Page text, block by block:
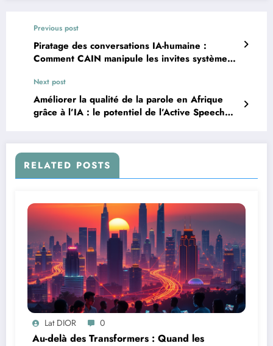
Previous post
Piratage des conversations IA-humaine :
Comment CAIN manipule les invites système
Next post
Améliorer la qualité de la parole en Afrique
grâce à l’IA : le potentiel de l’Active Speech
RELATED POSTS
Lat DIOR 0
Au-delà des Transformers : Quand les